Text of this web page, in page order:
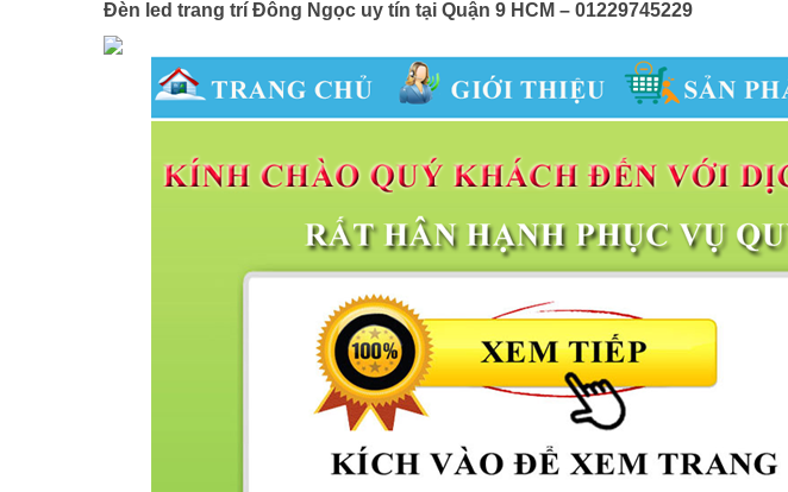
Đèn led trang trí Đông Ngọc uy tín tại Quận 9 HCM – 01229745229